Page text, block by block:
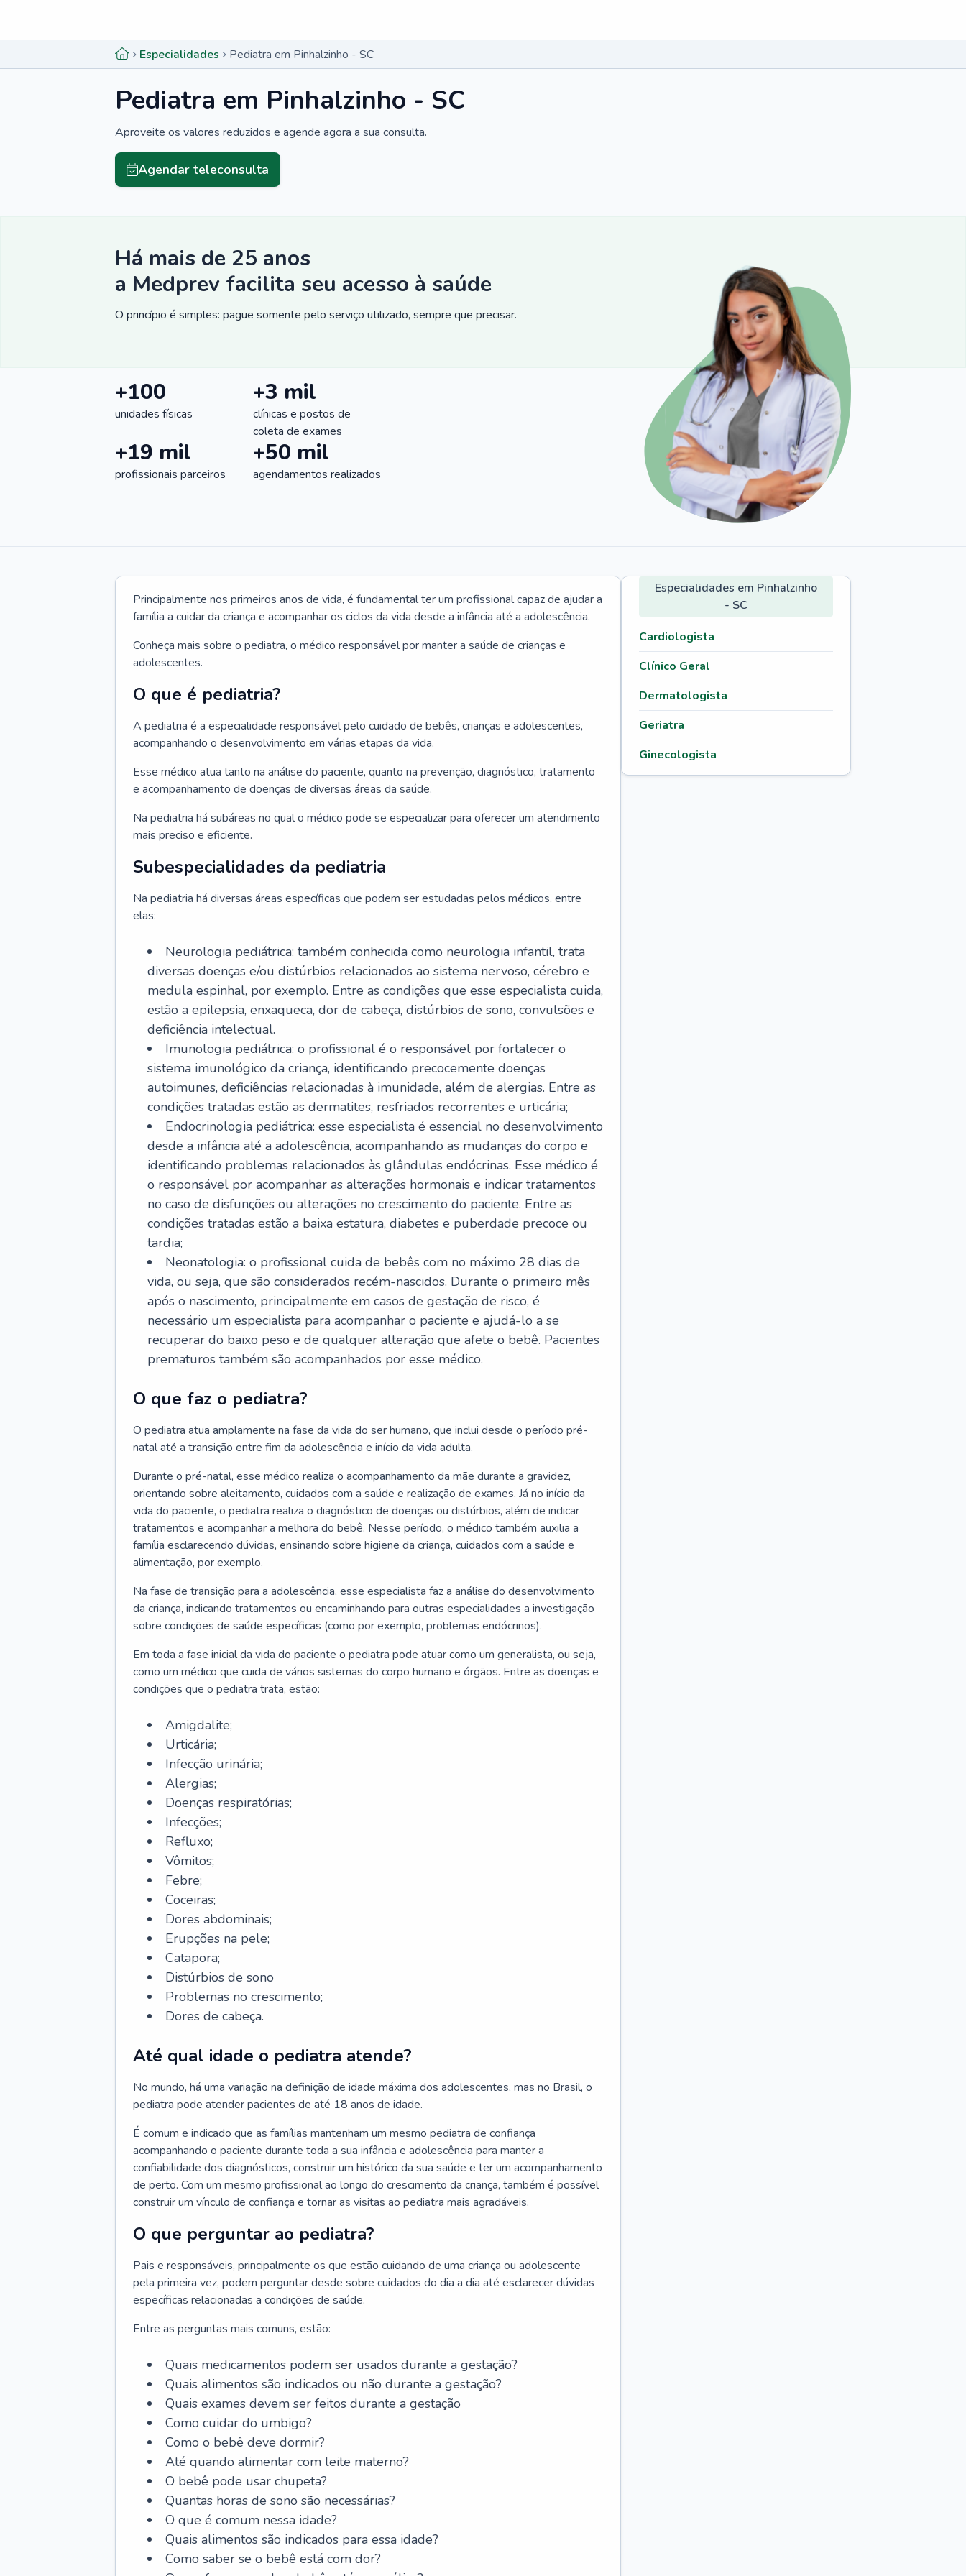
Especialidades Pediatra em Pinhalzinho - SC
Pediatra em Pinhalzinho - SC
Aproveite os valores reduzidos e agende agora a sua consulta.
Agendar teleconsulta
Há mais de 25 anos
a Medprev facilita seu acesso à saúde
O princípio é simples: pague somente pelo serviço utilizado, sempre que precisar.
+100
unidades físicas
+3 mil
clínicas e postos de
coleta de exames
+19 mil
profissionais parceiros
+50 mil
agendamentos realizados
Principalmente nos primeiros anos de vida, é fundamental ter um profissional capaz de ajudar a
família a cuidar da criança e acompanhar os ciclos da vida desde a infância até a adolescência.
Conheça mais sobre o pediatra, o médico responsável por manter a saúde de crianças e
adolescentes.
O que é pediatria?
A pediatria é a especialidade responsável pelo cuidado de bebês, crianças e adolescentes,
acompanhando o desenvolvimento em várias etapas da vida.
Esse médico atua tanto na análise do paciente, quanto na prevenção, diagnóstico, tratamento
e acompanhamento de doenças de diversas áreas da saúde.
Na pediatria há subáreas no qual o médico pode se especializar para oferecer um atendimento
mais preciso e eficiente.
Subespecialidades da pediatria
Na pediatria há diversas áreas específicas que podem ser estudadas pelos médicos, entre
elas:
Neurologia pediátrica: também conhecida como neurologia infantil, trata
diversas doenças e/ou distúrbios relacionados ao sistema nervoso, cérebro e
medula espinhal, por exemplo. Entre as condições que esse especialista cuida,
estão a epilepsia, enxaqueca, dor de cabeça, distúrbios de sono, convulsões e
deficiência intelectual.
Imunologia pediátrica: o profissional é o responsável por fortalecer o
sistema imunológico da criança, identificando precocemente doenças
autoimunes, deficiências relacionadas à imunidade, além de alergias. Entre as
condições tratadas estão as dermatites, resfriados recorrentes e urticária;
Endocrinologia pediátrica: esse especialista é essencial no desenvolvimento
desde a infância até a adolescência, acompanhando as mudanças do corpo e
identificando problemas relacionados às glândulas endócrinas. Esse médico é
o responsável por acompanhar as alterações hormonais e indicar tratamentos
no caso de disfunções ou alterações no crescimento do paciente. Entre as
condições tratadas estão a baixa estatura, diabetes e puberdade precoce ou
tardia;
Neonatologia: o profissional cuida de bebês com no máximo 28 dias de
vida, ou seja, que são considerados recém-nascidos. Durante o primeiro mês
após o nascimento, principalmente em casos de gestação de risco, é
necessário um especialista para acompanhar o paciente e ajudá-lo a se
recuperar do baixo peso e de qualquer alteração que afete o bebê. Pacientes
prematuros também são acompanhados por esse médico.
O que faz o pediatra?
O pediatra atua amplamente na fase da vida do ser humano, que inclui desde o período pré-
natal até a transição entre fim da adolescência e início da vida adulta.
Durante o pré-natal, esse médico realiza o acompanhamento da mãe durante a gravidez,
orientando sobre aleitamento, cuidados com a saúde e realização de exames. Já no início da
vida do paciente, o pediatra realiza o diagnóstico de doenças ou distúrbios, além de indicar
tratamentos e acompanhar a melhora do bebê. Nesse período, o médico também auxilia a
família esclarecendo dúvidas, ensinando sobre higiene da criança, cuidados com a saúde e
alimentação, por exemplo.
Na fase de transição para a adolescência, esse especialista faz a análise do desenvolvimento
da criança, indicando tratamentos ou encaminhando para outras especialidades a investigação
sobre condições de saúde específicas (como por exemplo, problemas endócrinos).
Em toda a fase inicial da vida do paciente o pediatra pode atuar como um generalista, ou seja,
como um médico que cuida de vários sistemas do corpo humano e órgãos. Entre as doenças e
condições que o pediatra trata, estão:
Amigdalite;
Urticária;
Infecção urinária;
Alergias;
Doenças respiratórias;
Infecções;
Refluxo;
Vômitos;
Febre;
Coceiras;
Dores abdominais;
Erupções na pele;
Catapora;
Distúrbios de sono
Problemas no crescimento;
Dores de cabeça.
Até qual idade o pediatra atende?
No mundo, há uma variação na definição de idade máxima dos adolescentes, mas no Brasil, o
pediatra pode atender pacientes de até 18 anos de idade.
É comum e indicado que as famílias mantenham um mesmo pediatra de confiança
acompanhando o paciente durante toda a sua infância e adolescência para manter a
confiabilidade dos diagnósticos, construir um histórico da sua saúde e ter um acompanhamento
de perto. Com um mesmo profissional ao longo do crescimento da criança, também é possível
construir um vínculo de confiança e tornar as visitas ao pediatra mais agradáveis.
O que perguntar ao pediatra?
Pais e responsáveis, principalmente os que estão cuidando de uma criança ou adolescente
pela primeira vez, podem perguntar desde sobre cuidados do dia a dia até esclarecer dúvidas
específicas relacionadas a condições de saúde.
Entre as perguntas mais comuns, estão:
Quais medicamentos podem ser usados durante a gestação?
Quais alimentos são indicados ou não durante a gestação?
Quais exames devem ser feitos durante a gestação
Como cuidar do umbigo?
Como o bebê deve dormir?
Até quando alimentar com leite materno?
O bebê pode usar chupeta?
Quantas horas de sono são necessárias?
O que é comum nessa idade?
Quais alimentos são indicados para essa idade?
Como saber se o bebê está com dor?
Especialidades em Pinhalzinho
- SC
Cardiologista
Clínico Geral
Dermatologista
Geriatra
Ginecologista